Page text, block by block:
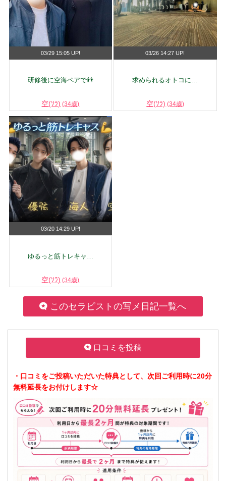
03/29 15:05 UP!
研修後に空海ペアで👬
空(ｿﾗ) (34歳)
03/26 14:27 UP!
求められるオトコに…
空(ｿﾗ) (34歳)
03/20 14:29 UP!
ゆるっと筋トレキャ…
空(ｿﾗ) (34歳)
このセラピストの写メ日記一覧へ
口コミを投稿
・口コミをご投稿いただいた特典として、次回ご利用時に20分
無料延長をお付けします☆